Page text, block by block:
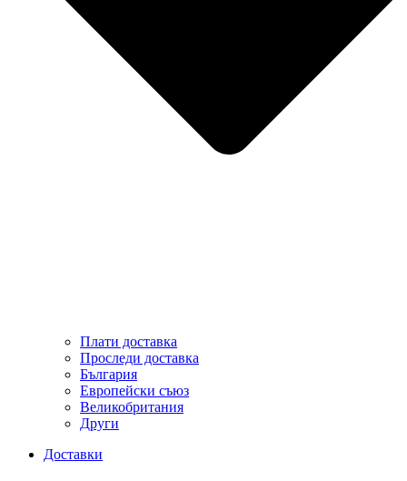
Плати доставка
Проследи доставка
България
Европейски съюз
Великобритания
Други
Доставки